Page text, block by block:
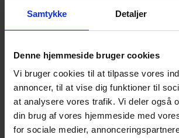
Samtykke Detaljer
Denne hjemmeside bruger cookies
Vi bruger cookies til at tilpasse vores
annoncer, til at vise dig funktioner til
at analysere vores trafik. Vi deler også
din brug af vores hjemmeside med
for sociale medier,
ind. Selvom vi er en
ikke kun journalister, redaktører
får flere af. Det er data
scientists
user
experience
managers – hele
som er i vækst.”